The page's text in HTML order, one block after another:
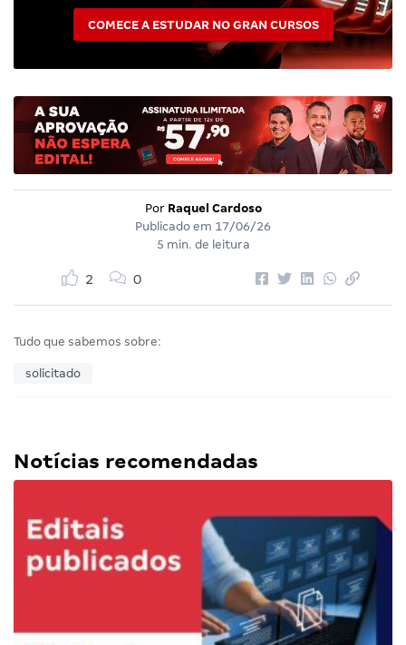
COMECE A ESTUDAR NO GRAN CURSOS
Por Raquel Cardoso
Publicado em 17/06/26
5 min. de leitura
2 0
Tudo que sabemos sobre:
solicitado
Notícias recomendadas